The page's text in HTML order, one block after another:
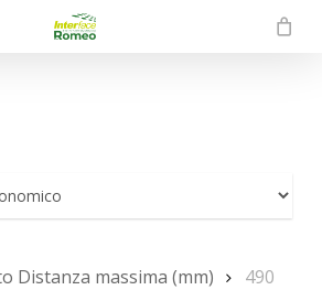
Distanza massima (mm) 490